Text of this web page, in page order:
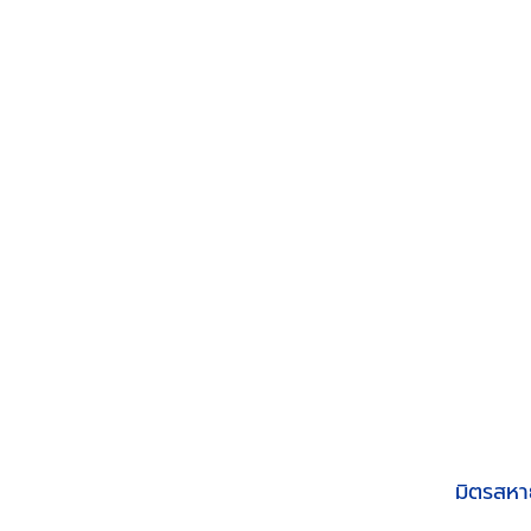
มิตรสห